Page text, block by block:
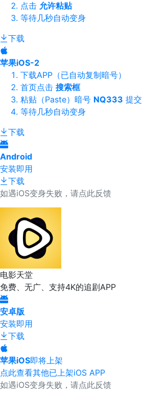
点击 允许粘贴
等待几秒自动变身
下载
苹果iOS-2
下载APP（已自动复制暗号）
首页点击 搜索框
粘贴（Paste）暗号 NQ333 提交
等待几秒自动变身
下载
Android
安装即用
下载
如遇iOS变身失败，请点此反馈
电影天堂
免费、无广、支持4K的追剧APP
安卓版
安装即用
下载
苹果iOS即将上架
点此查看其他已上架iOS APP
如遇iOS变身失败，请点此反馈